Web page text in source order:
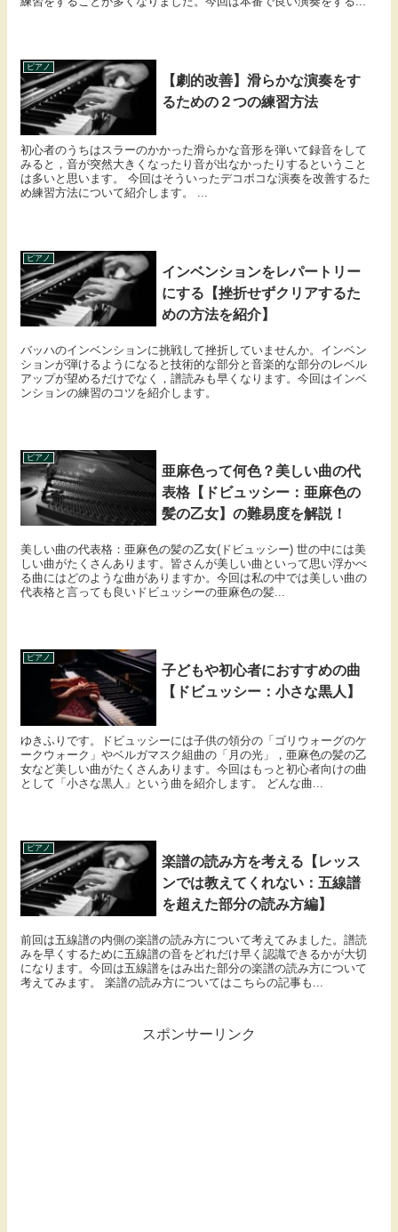
ピアノ
【劇的改善】滑らかな演奏をす
るための２つの練習方法
初心者のうちはスラーのかかった滑らかな音形を弾いて録音をして
みると，音が突然大きくなったり音が出なかったりするということ
は多いと思います。 今回はそういったデコボコな演奏を改善するた
め練習方法について紹介します。 ...
ピアノ
インベンションをレパートリー
にする【挫折せずクリアするた
めの方法を紹介】
バッハのインベンションに挑戦して挫折していませんか。インベン
ションが弾けるようになると技術的な部分と音楽的な部分のレベル
アップが望めるだけでなく，譜読みも早くなります。今回はインベ
ンションの練習のコツを紹介します。
ピアノ
亜麻色って何色？美しい曲の代
表格【ドビュッシー：亜麻色の
髪の乙女】の難易度を解説！
美しい曲の代表格：亜麻色の髪の乙女(ドビュッシー) 世の中には美
しい曲がたくさんあります。皆さんが美しい曲といって思い浮かべ
る曲にはどのような曲がありますか。今回は私の中では美しい曲の
代表格と言っても良いドビュッシーの亜麻色の髪...
ピアノ
子どもや初心者におすすめの曲
【ドビュッシー：小さな黒人】
ゆきふりです。ドビュッシーには子供の領分の「ゴリウォーグのケ
ークウォーク」やベルガマスク組曲の「月の光」，亜麻色の髪の乙
女など美しい曲がたくさんあります。今回はもっと初心者向けの曲
として「小さな黒人」という曲を紹介します。 どんな曲...
ピアノ
楽譜の読み方を考える【レッス
ンでは教えてくれない：五線譜
を超えた部分の読み方編】
前回は五線譜の内側の楽譜の読み方について考えてみました。譜読
みを早くするために五線譜の音をどれだけ早く認識できるかが大切
になります。今回は五線譜をはみ出た部分の楽譜の読み方について
考えてみます。 楽譜の読み方についてはこちらの記事も...
スポンサーリンク